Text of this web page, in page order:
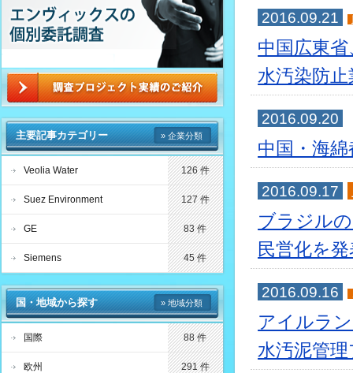
2016.09.21
中国広東
水汚染防
2016.09.20
中国・海
2016.09.17
ブラジル
民営化を
2016.09.16
アイルラ
水汚泥管
主要記事カテゴリー » 企業分類
Veolia Water 126 件
Suez Environment 127 件
GE 83 件
Siemens 45 件
国・地域から探す » 地域分類
国際 88 件
欧州 291 件